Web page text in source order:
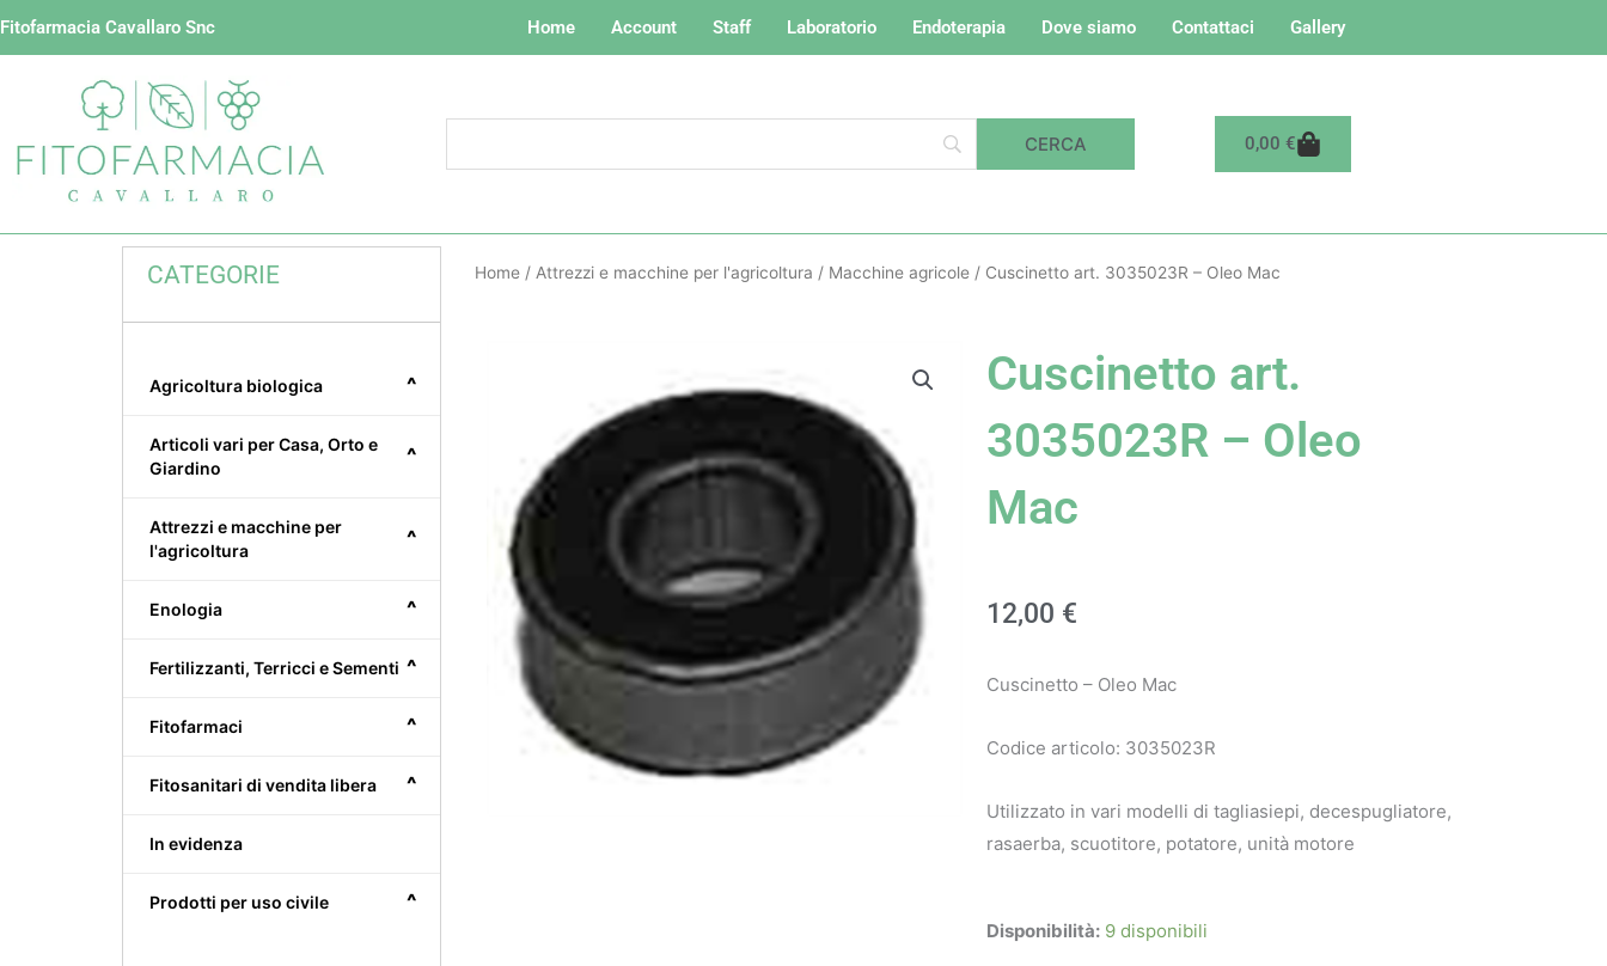
Vai
Fitofarmacia Cavallaro Snc Home Account Staff Laboratorio Endoterapia Dove siamo Contattaci Gallery
0,00 €Carrello
CATEGORIE
^
Agricoltura biologica
^
Articoli vari per Casa, Orto e
Giardino
^
Attrezzi e macchine per
l'agricoltura
^
Enologia
^
Fertilizzanti, Terricci e Sementi
^
Fitofarmaci
^
Fitosanitari di vendita libera
In evidenza
^
Prodotti per uso civile
Home / Attrezzi e macchine per l'agricoltura / Macchine agricole / Cuscinetto art. 3035023R – Oleo Mac
Cuscinetto art.
3035023R – Oleo
Mac
12,00 €
Cuscinetto – Oleo Mac
Codice articolo: 3035023R
Utilizzato in vari modelli di tagliasiepi, decespugliatore,
rasaerba, scuotitore, potatore, unità motore
Disponibilità: 9 disponibili
Cuscinetto